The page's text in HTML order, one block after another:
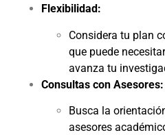
Flexibilidad:
Considera tu plan
que puede
avanza tu
Consultas con Asesores:
Busca la
asesores